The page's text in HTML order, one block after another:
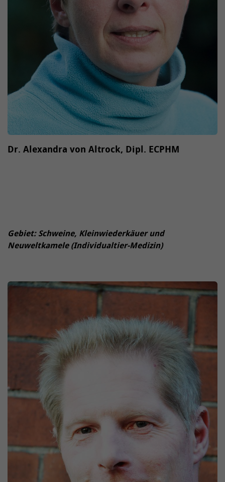
Dr. Alexandra von Altrock, Dipl. ECPHM
Gebiet: Schweine, Kleinwiederkäuer und
Neuweltkamele (Individualtier-Medizin)